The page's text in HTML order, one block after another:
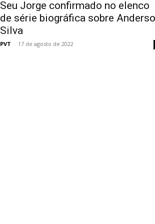
Seu Jorge confirmado no elenco
de série biográfica sobre
Silva
PVT - 17 de agosto de 2022